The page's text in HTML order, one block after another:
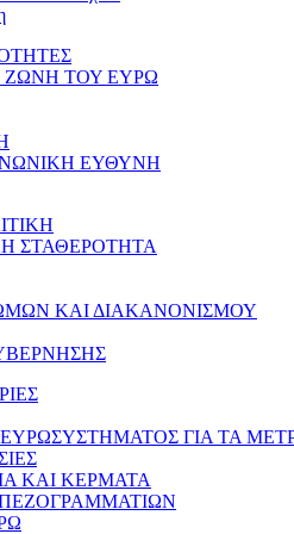
ΤΟΥ ΕΥΡΩ
ΕΥΘΥΝΗ
ΣΤΑΘΕΡΟΤΗΤΑ
ΚΑΙ ΔΙΑΚΑΝΟΝΙΣΜΟΥ
ΓΙΑ ΤΑ
ΚΑΙ ΚΕΡΜΑΤΑ